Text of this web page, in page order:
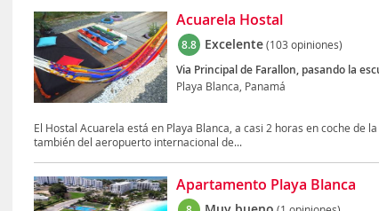
Acuarela Hostal
8.8 Excelente(103 opiniones)
Via Principal de Farallon, pasando la
Playa Blanca, Panamá
El Hostal Acuarela está en Playa Blanca, a casi 2 horas en coche de
también del aeropuerto internacional de...
Apartamento Playa Blanca